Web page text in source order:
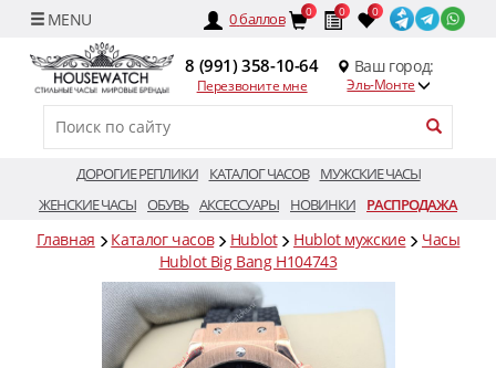
0баллов 0 0 0
8 (991) 358-10-64
Перезвоните мне
Ваш город:
Эль-Монте
ДОРОГИЕ РЕПЛИКИ КАТАЛОГ ЧАСОВ
МУЖСКИЕ ЧАСЫ
ЖЕНСКИЕ ЧАСЫ ОБУВЬ АКСЕССУАРЫ НОВИНКИ РАСПРОДАЖА
Главная Каталог часов Hublot Hublot мужские
Часы
Hublot Big Bang H104743